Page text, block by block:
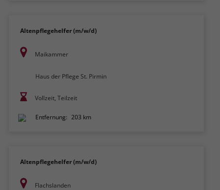
Altenpflegehelfer (m/w/d)
Maikammer
Haus der Pflege St. Pirmin
Vollzeit, Teilzeit
Entfernung: 203 km
Altenpflegehelfer (m/w/d)
Flachslanden